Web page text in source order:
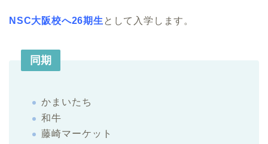
NSC大阪校へ26期生 として入学します。
同期
かまいたち
和牛
藤崎マーケット